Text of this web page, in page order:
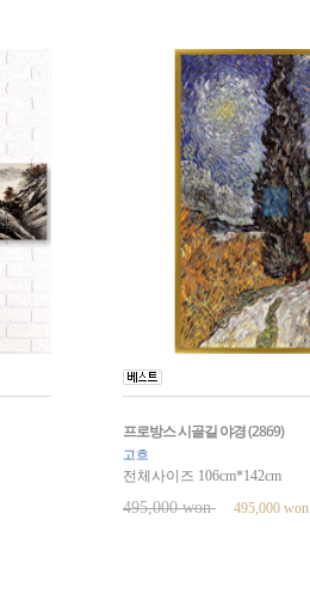
프로방스 시골길 야경 (2869)
고흐
전체사이즈 106cm*142cm
495,000 won 495,000 won